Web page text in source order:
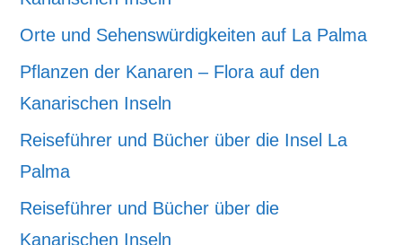
Orte und Sehenswürdigkeiten auf La Palma
Pflanzen der Kanaren – Flora auf den
Kanarischen Inseln
Reiseführer und Bücher über die Insel La
Palma
Reiseführer und Bücher über die
Kanarischen Inseln